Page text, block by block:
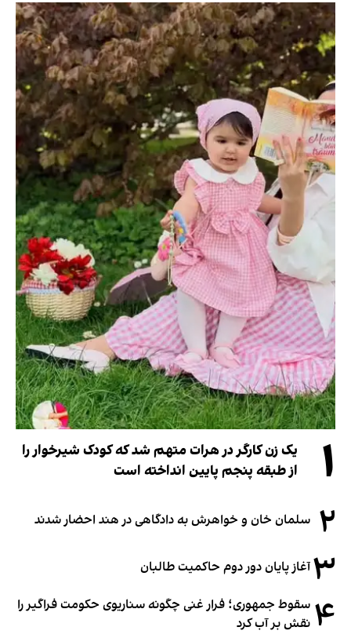
۱
یک زن کارگر در هرات متهم شد که کودک شیرخوار را
از طبقه پنجم پایین انداخته است
۲ سلمان خان و خواهرش به دادگاهی در هند احضار شدند
۳آغاز پایان دور دوم حاکمیت طالبان
۴ سقوط جمهوری؛ فرار غنی چگونه سناریوی حکومت فراگیر را
نقش بر آب کرد